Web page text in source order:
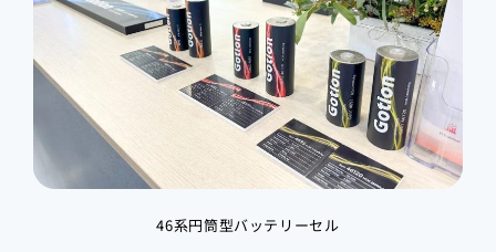
46系円筒型バッテリーセル